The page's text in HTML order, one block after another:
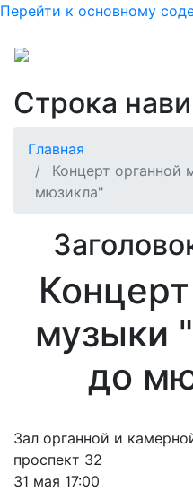
Перейти к основному
Строка
Главная
Концерт
мюзикла"
музыки
до
Зал органной и
проспект 32
31 мая 17:00